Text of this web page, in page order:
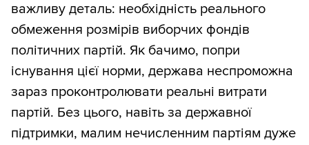
важливу деталь: необхідність реального
обмеження розмірів виборчих фондів
політичних партій. Як бачимо, попри
існування цієї норми, держава неспроможна
зараз проконтролювати реальні витрати
партій. Без цього, навіть за державної
підтримки, малим нечисленним партіям дуже